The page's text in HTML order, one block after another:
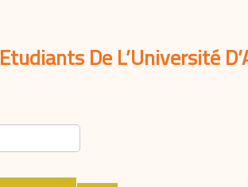
Etudiants De L’Université